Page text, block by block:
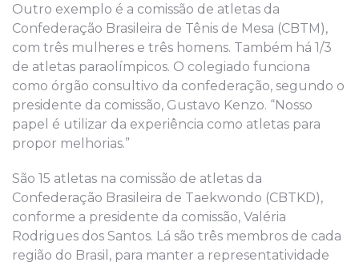
Outro exemplo é a comissão de atletas da
Confederação Brasileira de Tênis de Mesa (CBTM),
com três mulheres e três homens. Também há 1/3
de atletas paraolímpicos. O colegiado funciona
como órgão consultivo da confederação, segundo o
presidente da comissão, Gustavo Kenzo. “Nosso
papel é utilizar da experiência como atletas para
propor melhorias.”
São 15 atletas na comissão de atletas da
Confederação Brasileira de Taekwondo (CBTKD),
conforme a presidente da comissão, Valéria
Rodrigues dos Santos. Lá são três membros de cada
região do Brasil, para manter a representatividade